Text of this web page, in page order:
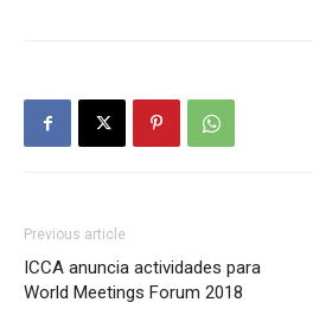
Previous article
ICCA anuncia actividades para
World Meetings Forum 2018